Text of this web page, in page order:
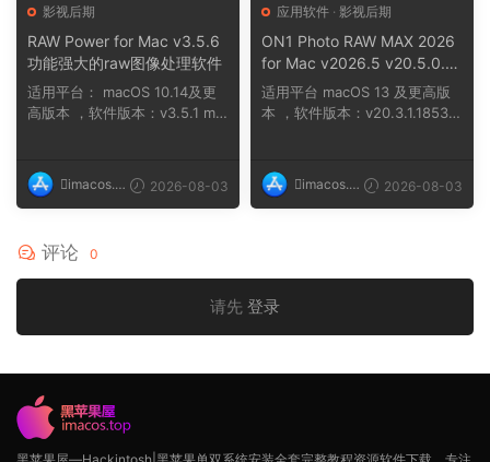
影视后期
RAW Power for Mac v3.5.6
功能强大的raw图像处理软件
适用平台： macOS 10.14及更
高版本 ，软件版本：v3.5.1 ma
imacos.t
op
2026-08-03
应用软件 · 影视后期
ON1 Photo RAW MAX 2026
for Mac v2026.5 v20.5.0.19
010 一款功能全面性能出色的
照片编辑软件
适用平台 macOS 13 及更高版
本 ，软件版本：v20.3.1.18535
imacos.t
op
2026-08-03
评论 0
请先 登录
黑苹果屋—Hackintosh|黑苹果单双系统安装全套完整教程资源软件下载，专注